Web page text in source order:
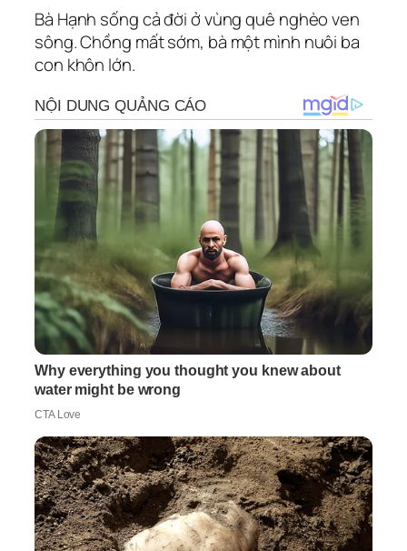
Bà Hạnh sống cả đời ở vùng quê nghèo ven
sông. Chồng mất sớm, bà một mình nuôi ba
con khôn lớn.